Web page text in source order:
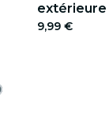
extérieure
9,99 €